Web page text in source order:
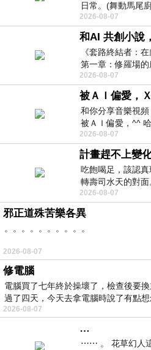
日常。(舞動馬尾
當？麵？還是炒飯
2026-08-07
《套路終結者：
第一章：修羅場
卡爾頓酒店的總統
2026-08-07
被ＡＩ偏愛，
和你分享音樂視
被ＡＩ偏愛，^^ 哈
2026-08-07
吃飽喝足，該認
轉壽司水天的對
2026-08-07
邪正道殊苦樂各異
。。。。。。。。。。
2026-08-07
修電腦
電腦買了七年終於操壞了，檢查後要
過了四天，今天去拿電腦時說了有點
2026-08-07
…
⋯⋯ 。 花草幻人